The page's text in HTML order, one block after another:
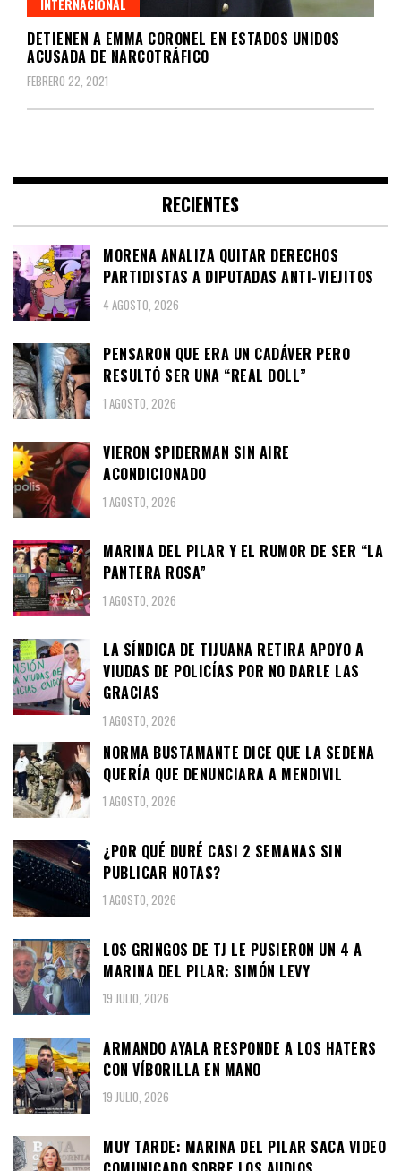
INTERNACIONAL
DETIENEN A EMMA CORONEL EN ESTADOS UNIDOS
ACUSADA DE NARCOTRÁFICO
FEBRERO 22, 2021
RECIENTES
MORENA ANALIZA QUITAR DERECHOS
PARTIDISTAS A DIPUTADAS ANTI-VIEJITOS
4 AGOSTO, 2026
PENSARON QUE ERA UN CADÁVER PERO
RESULTÓ SER UNA “REAL DOLL”
1 AGOSTO, 2026
VIERON SPIDERMAN SIN AIRE
ACONDICIONADO
1 AGOSTO, 2026
MARINA DEL PILAR Y EL RUMOR DE SER “LA
PANTERA ROSA”
1 AGOSTO, 2026
LA SÍNDICA DE TIJUANA RETIRA APOYO A
VIUDAS DE POLICÍAS POR NO DARLE LAS
GRACIAS
1 AGOSTO, 2026
NORMA BUSTAMANTE DICE QUE LA SEDENA
QUERÍA QUE DENUNCIARA A MENDIVIL
1 AGOSTO, 2026
¿POR QUÉ DURÉ CASI 2 SEMANAS SIN
PUBLICAR NOTAS?
1 AGOSTO, 2026
LOS GRINGOS DE TJ LE PUSIERON UN 4 A
MARINA DEL PILAR: SIMÓN LEVY
19 JULIO, 2026
ARMANDO AYALA RESPONDE A LOS HATERS
CON VÍBORILLA EN MANO
19 JULIO, 2026
MUY TARDE: MARINA DEL PILAR SACA VIDEO